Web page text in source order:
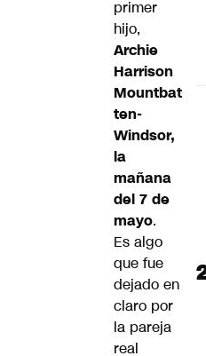
primer
hijo,
Archie
Harrison
Mountbat
ten-
Windsor,
la
mañana
del 7 de
mayo.
Es algo
que fue
dejado en
claro por
la pareja
real